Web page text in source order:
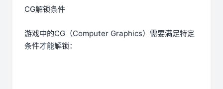
CG解锁条件
游戏中的CG（Computer Graphics）需要满足特定
条件才能解锁：